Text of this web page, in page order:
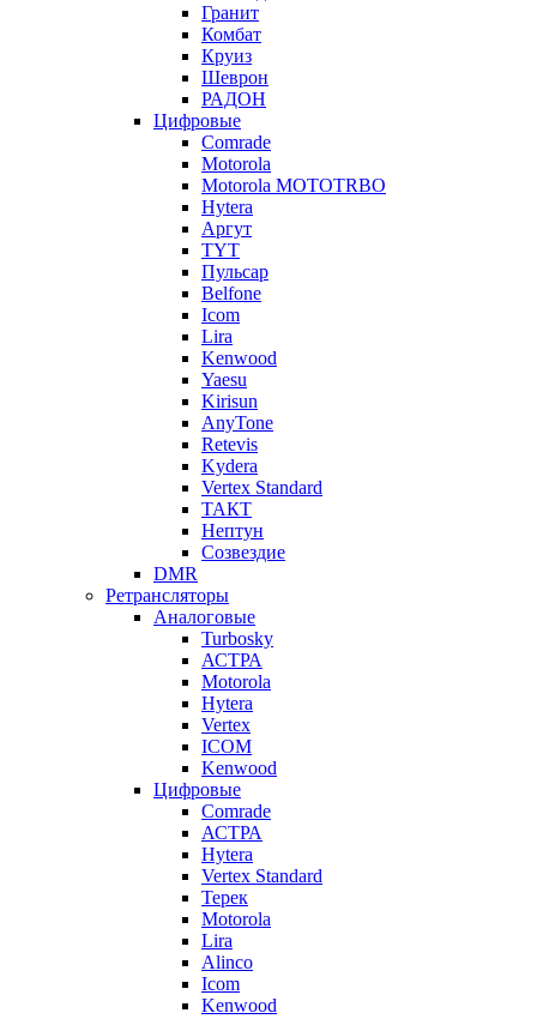
Гранит
Комбат
Круиз
Шеврон
РАДОН
Цифровые
Comrade
Motorola
Motorola MOTOTRBO
Hytera
Аргут
TYT
Пульсар
Belfone
Icom
Lira
Kenwood
Yaesu
Kirisun
AnyTone
Retevis
Kydera
Vertex Standard
ТАКТ
Нептун
Созвездие
DMR
Ретрансляторы
Аналоговые
Turbosky
АСТРА
Motorola
Hytera
Vertex
ICOM
Kenwood
Цифровые
Comrade
АСТРА
Hytera
Vertex Standard
Терек
Motorola
Lira
Alinco
Icom
Kenwood